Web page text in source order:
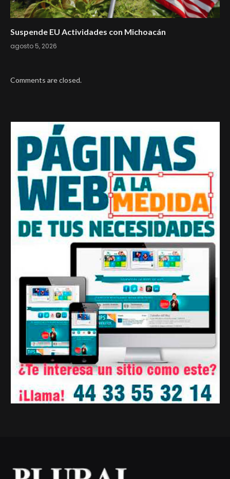
Suspende EU Actividades con Michoacán
agosto 5, 2026
Comments are closed.